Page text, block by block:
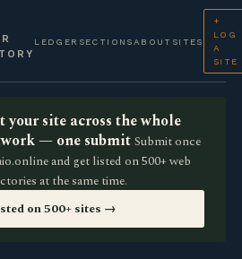
LEDGER SECTIONS ABOUT SITES
+
LOG
A
SITE
your site across the whole
— one submit Submit once
and get listed on 500+ web
at the same time.
on 500+ sites →